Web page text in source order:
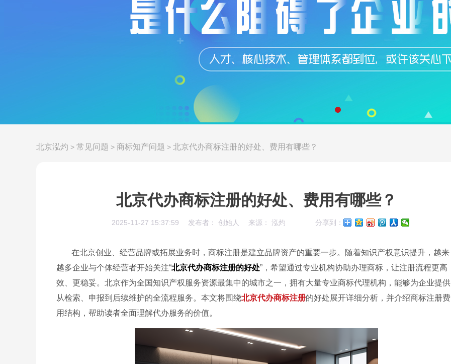
北京泓灼 > 常见问题 > 商标知产问题 > 北京代办商标注册的好处、费用有哪些？
北京代办商标注册的好处、费用有哪些？
2025-11-27 15:37:59 发布者： 创始人 来源： 泓灼 分享到：
在北京创业、经营品牌或拓展业务时，商标注册是建立品牌资产的重要一步。随着知识产权意识提升，越来
越多企业与个体经营者开始关注“北京代办商标注册的好处”，希望通过专业机构协助办理商标，让注册流程更高
效、更稳妥。北京作为全国知识产权服务资源最集中的城市之一，拥有大量专业商标代理机构，能够为企业提供
从检索、申报到后续维护的全流程服务。本文将围绕北京代办商标注册的好处展开详细分析，并介绍商标注册费
用结构，帮助读者全面理解代办服务的价值。